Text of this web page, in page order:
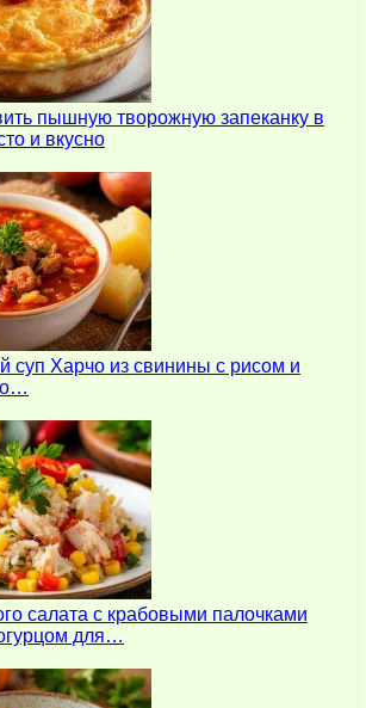
пышную творожную запеканку в
и вкусно
суп Харчо из свинины с рисом и
салата с крабовыми палочками
для…